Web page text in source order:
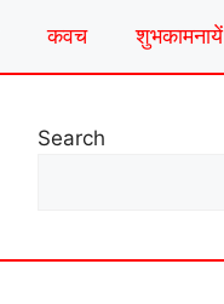
कवच शुभकामनायें
Search